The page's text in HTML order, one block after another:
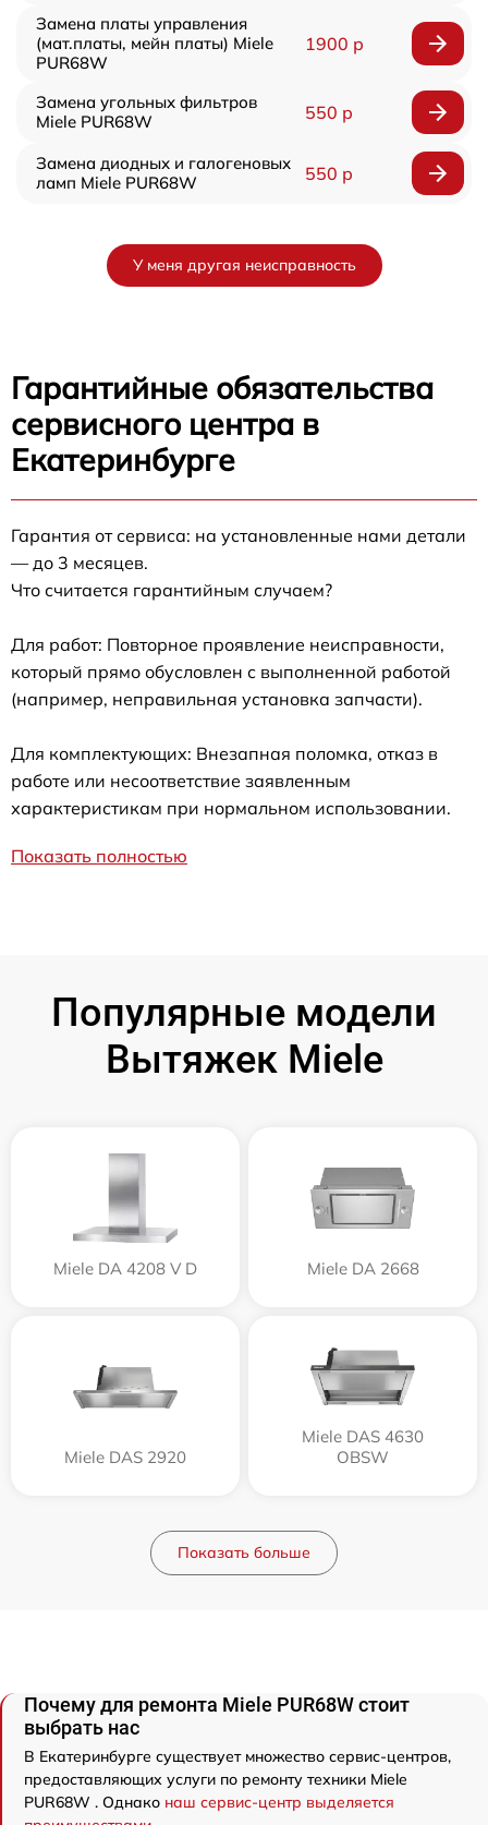
Замена платы управления
(мат.платы, мейн платы) Miele
PUR68W
1900 р
Замена угольных фильтров
Miele PUR68W
550 р
Замена диодных и галогеновых
ламп Miele PUR68W
550 р
У меня другая неисправность
Гарантийные обязательства
сервисного центра в
Екатеринбурге
Гарантия от сервиса: на установленные нами детали
— до 3 месяцев.
Что считается гарантийным случаем?
Для работ: Повторное проявление неисправности,
который прямо обусловлен с выполненной работой
(например, неправильная установка запчасти).
Для комплектующих: Внезапная поломка, отказ в
работе или несоответствие заявленным
характеристикам при нормальном использовании.
Показать полностью
Популярные модели
Вытяжек Miele
Miele DA 4208 V D Miele DA 2668
Miele DAS 2920
Miele DAS 4630
OBSW
Показать больше
Почему для ремонта Miele PUR68W стоит
выбрать нас
В Екатеринбурге существует множество сервис-центров,
предоставляющих услуги по ремонту техники Miele
PUR68W . Однако наш сервис-центр выделяется